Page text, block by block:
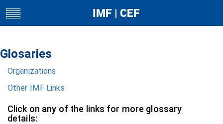
IMF | CEF
toggle
Glosaries
Organizations
Other IMF Links
Click on any of the links for more glossary
details: